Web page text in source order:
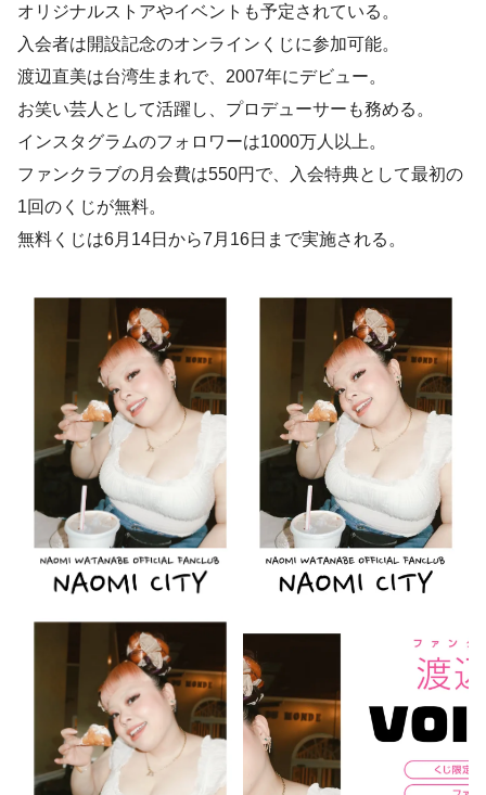
オリジナルストアやイベントも予定されている。
入会者は開設記念のオンラインくじに参加可能。
渡辺直美は台湾生まれで、2007年にデビュー。
お笑い芸人として活躍し、プロデューサーも務める。
インスタグラムのフォロワーは1000万人以上。
ファンクラブの月会費は550円で、入会特典として最初の
1回のくじが無料。
無料くじは6月14日から7月16日まで実施される。